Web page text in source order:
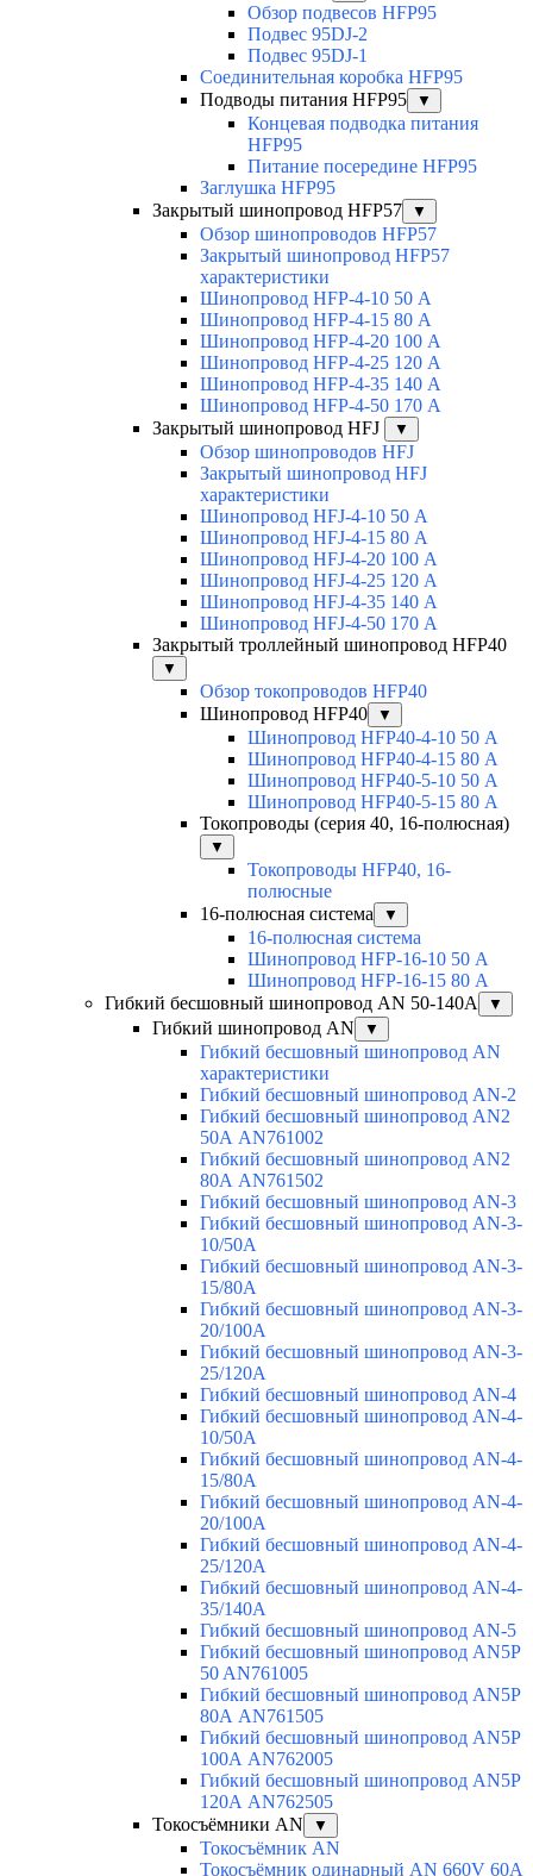
Обзор подвесов HFP95
Подвес 95DJ-2
Подвес 95DJ-1
Соединительная коробка HFP95
Подводы питания HFP95
▼
Концевая подводка питания
HFP95
Питание посередине HFP95
Заглушка HFP95
Закрытый шинопровод HFP57
▼
Обзор шинопроводов HFP57
Закрытый шинопровод HFP57
характеристики
Шинопровод HFP-4-10 50 А
Шинопровод HFP-4-15 80 А
Шинопровод HFP-4-20 100 А
Шинопровод HFP-4-25 120 А
Шинопровод HFP-4-35 140 А
Шинопровод HFP-4-50 170 А
Закрытый шинопровод HFJ
▼
Обзор шинопроводов HFJ
Закрытый шинопровод HFJ
характеристики
Шинопровод HFJ-4-10 50 А
Шинопровод HFJ-4-15 80 А
Шинопровод HFJ-4-20 100 А
Шинопровод HFJ-4-25 120 А
Шинопровод HFJ-4-35 140 А
Шинопровод HFJ-4-50 170 А
Закрытый троллейный шинопровод HFP40
▼
Обзор токопроводов HFP40
Шинопровод HFP40
▼
Шинопровод HFP40-4-10 50 А
Шинопровод HFP40-4-15 80 А
Шинопровод HFP40-5-10 50 А
Шинопровод HFP40-5-15 80 А
Токопроводы (серия 40, 16-полюсная)
▼
Токопроводы HFP40, 16-
полюсные
16-полюсная система
▼
16-полюсная система
Шинопровод HFP-16-10 50 А
Шинопровод HFP-16-15 80 А
Гибкий бесшовный шинопровод AN 50-140А
▼
Гибкий шинопровод AN ▼
Гибкий бесшовный шинопровод AN
характеристики
Гибкий бесшовный шинопровод AN-2
Гибкий бесшовный шинопровод AN2
50А AN761002
Гибкий бесшовный шинопровод AN2
80А AN761502
Гибкий бесшовный шинопровод AN-3
Гибкий бесшовный шинопровод AN-3-
10/50A
Гибкий бесшовный шинопровод AN-3-
15/80A
Гибкий бесшовный шинопровод AN-3-
20/100A
Гибкий бесшовный шинопровод AN-3-
25/120A
Гибкий бесшовный шинопровод AN-4
Гибкий бесшовный шинопровод AN-4-
10/50A
Гибкий бесшовный шинопровод AN-4-
15/80A
Гибкий бесшовный шинопровод AN-4-
20/100A
Гибкий бесшовный шинопровод AN-4-
25/120A
Гибкий бесшовный шинопровод AN-4-
35/140A
Гибкий бесшовный шинопровод AN-5
Гибкий бесшовный шинопровод AN5P
50 AN761005
Гибкий бесшовный шинопровод AN5P
80А AN761505
Гибкий бесшовный шинопровод AN5P
100А AN762005
Гибкий бесшовный шинопровод AN5P
120А AN762505
Токосъёмники AN
▼
Токосъёмник AN
Токосъёмник одинарный AN 660V 60A